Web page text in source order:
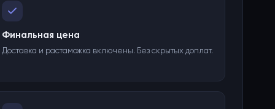
Финальная цена
Доставка и растаможка включены. Без скрытых доплат.